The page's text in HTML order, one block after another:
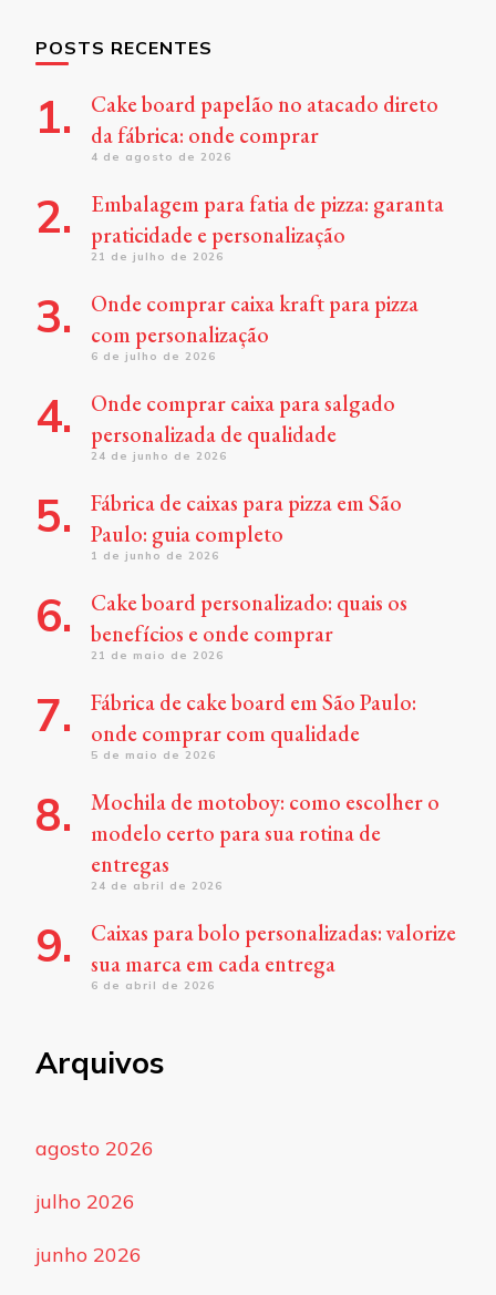
POSTS RECENTES
Cake board papelão no atacado direto
da fábrica: onde comprar
4 de agosto de 2026
Embalagem para fatia de pizza: garanta
praticidade e personalização
21 de julho de 2026
Onde comprar caixa kraft para pizza
com personalização
6 de julho de 2026
Onde comprar caixa para salgado
personalizada de qualidade
24 de junho de 2026
Fábrica de caixas para pizza em São
Paulo: guia completo
1 de junho de 2026
Cake board personalizado: quais os
benefícios e onde comprar
21 de maio de 2026
Fábrica de cake board em São Paulo:
onde comprar com qualidade
5 de maio de 2026
Mochila de motoboy: como escolher o
modelo certo para sua rotina de
entregas
24 de abril de 2026
Caixas para bolo personalizadas: valorize
sua marca em cada entrega
6 de abril de 2026
Arquivos
agosto 2026
julho 2026
junho 2026